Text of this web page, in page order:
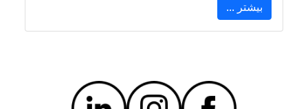
بیشتر ...